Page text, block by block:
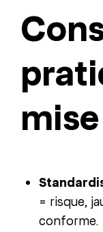
= risque,
conforme.